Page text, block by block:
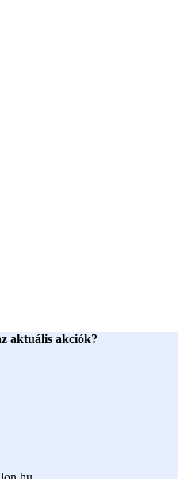
aktuális akciók?